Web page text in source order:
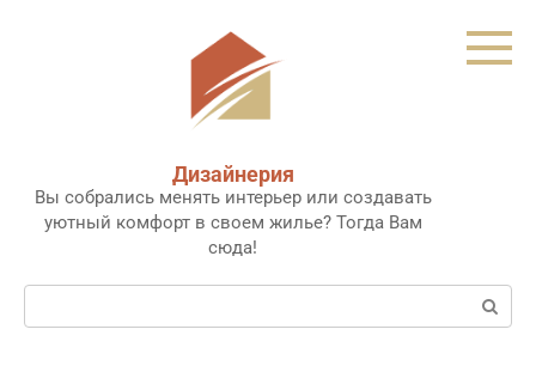
Дизайнерия
Вы собрались менять интерьер или создавать
уютный комфорт в своем жилье? Тогда Вам
сюда!
Поиск: